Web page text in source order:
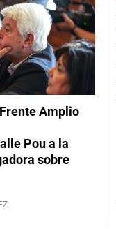
Amplio
Pou a la
sobre